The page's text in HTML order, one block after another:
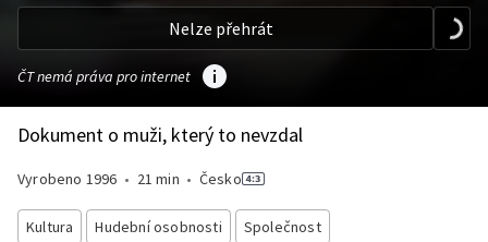
Nelze přehrát
ČT nemá práva pro internet
Dokument o muži, který to nevzdal
Vyrobeno 1996 • 21 min • Česko
Kultura Hudební osobnosti
Společnost